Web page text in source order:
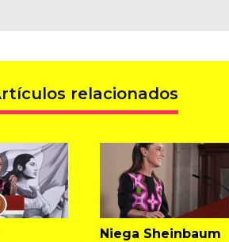
relacionados
Niega Sheinbaum